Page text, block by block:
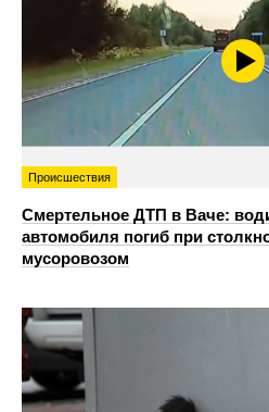
Происшествия
Смертельное ДТП в Ваче:
автомобиля погиб при
мусоровозом